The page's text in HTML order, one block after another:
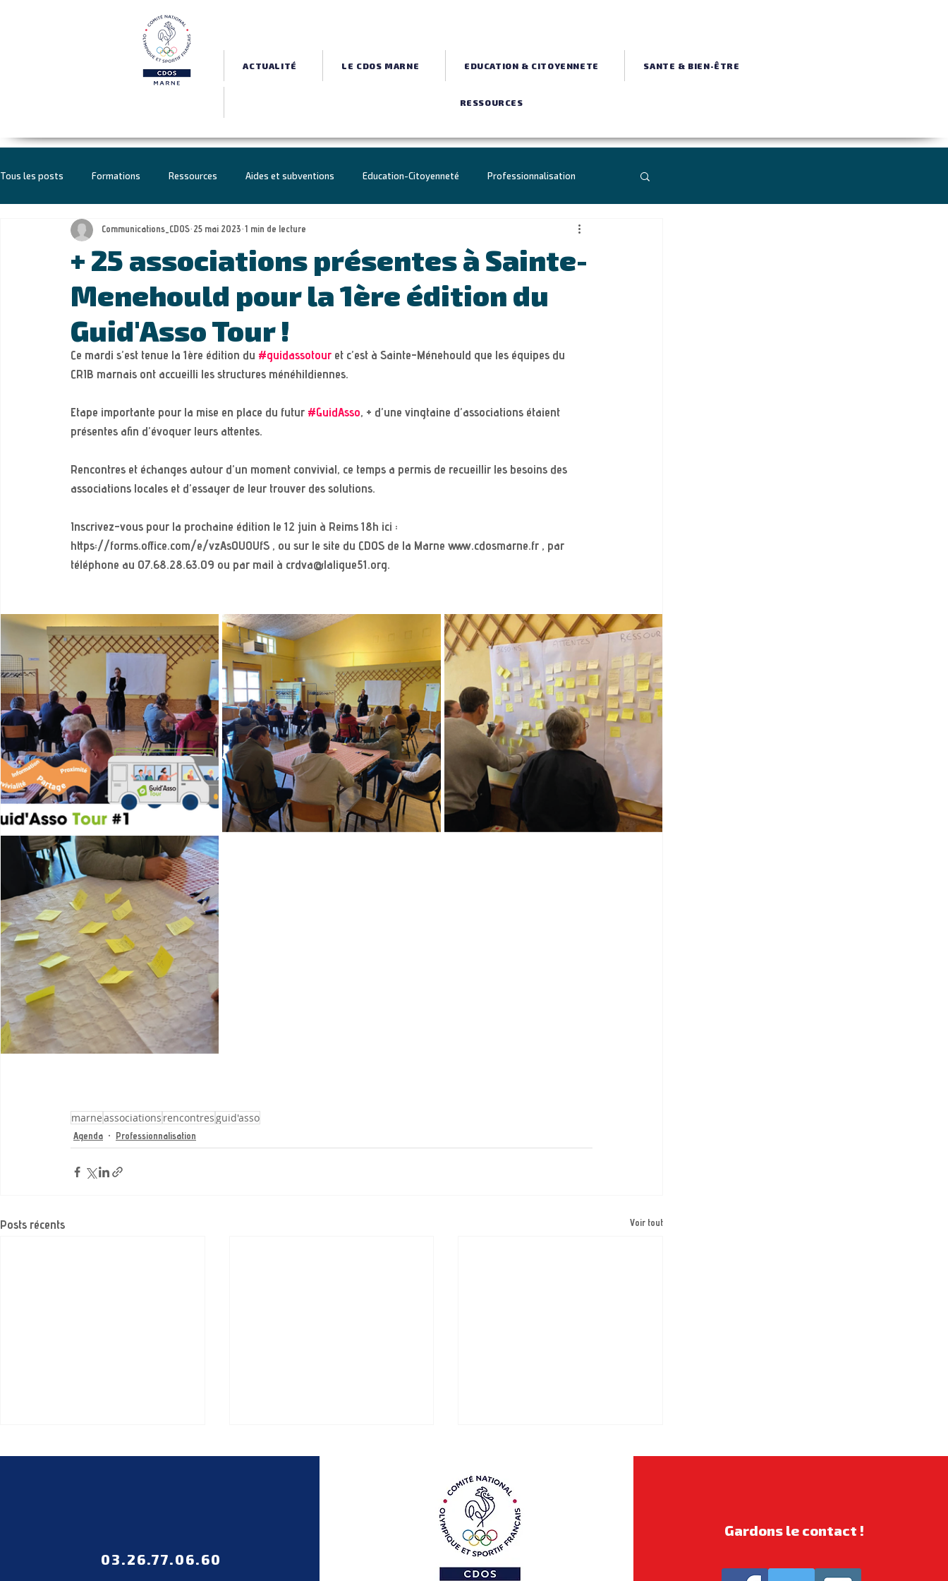
ACTUALITÉ LE CDOS MARNE EDUCATION & CITOYENNETE SANTE & BIEN-ÊTRE
RESSOURCES
Tous les posts Formations Ressources Aides et subventions Education-Citoyenneté Professionnalisation
Haut Niveau Politique sportive Sport-Santé Bien-être
+ 25 associations présentes à Sainte-
Menehould pour la 1ère édition du
Guid'Asso Tour !
Communications_CDOS 25 mai 2023 1 min de lecture
Ce mardi s’est tenue la 1ère édition du #guidassotour et c’est à Sainte-Ménehould que les équipes du
CRIB marnais ont accueilli les structures ménéhildiennes.
Etape importante pour la mise en place du futur #GuidAsso, + d’une vingtaine d’associations étaient
présentes afin d’évoquer leurs attentes.
Rencontres et échanges autour d’un moment convivial, ce temps a permis de recueillir les besoins des
associations locales et d’essayer de leur trouver des solutions.
Inscrivez-vous pour la prochaine édition le 12 juin à Reims 18h ici :
https://forms.office.com/e/vzAs0U0UfS , ou sur le site du CDOS de la Marne www.cdosmarne.fr , par
téléphone au 07.68.28.63.09 ou par mail à crdva@laligue51.org.
marneassociations rencontres guid'asso
Agenda Professionnalisation
Posts récents Voir tout
Cérémonie des
Les sacrées rencontres
03.26.77.06.60
Gardons le contact !